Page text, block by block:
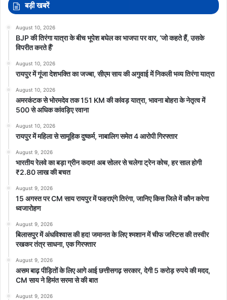
बड़ी खबरें
August 10, 2026
BJP की तिरंगा यात्रा के बीच भूपेश बघेल का भाजपा पर वार, ‘जो कहते हैं, उसके
विपरीत करते हैं’
August 10, 2026
रायपुर में गूंजा देशभक्ति का जज्बा, सीएम साय की अगुवाई में निकली भव्य तिरंगा यात्रा
August 10, 2026
अमरकंटक से भोरमदेव तक 151 KM की कांवड़ यात्रा, भावना बोहरा के नेतृत्व में
500 से अधिक कांवड़िए रवाना
August 10, 2026
रायपुर में महिला से सामूहिक दुष्कर्म, नाबालिग समेत 4 आरोपी गिरफ्तार
August 9, 2026
भारतीय रेलवे का बड़ा ग्रीन कदम! अब सोलर से चलेगा ट्रेन कोच, हर साल होगी
₹2.80 लाख की बचत
August 9, 2026
15 अगस्त पर CM साय रायपुर में फहराएंगे तिरंगा, जानिए किस जिले में कौन करेगा
ध्वजारोहण
August 9, 2026
बिलासपुर में अंधविश्वास की हद! जमानत के लिए श्मशान में चीफ जस्टिस की तस्वीर
रखकर तंत्र साधना, एक गिरफ्तार
August 9, 2026
असम बाढ़ पीड़ितों के लिए आगे आई छत्तीसगढ़ सरकार, देगी 5 करोड़ रुपये की मदद,
CM साय ने हिमंत सरमा से की बात
August 9, 2026